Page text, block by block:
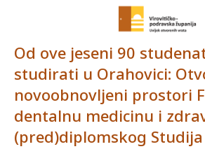
Od ove jeseni 90
studirati u Orahovici:
novoobnovljeni prostori
dentalnu medicinu i
(pred)diplomskog